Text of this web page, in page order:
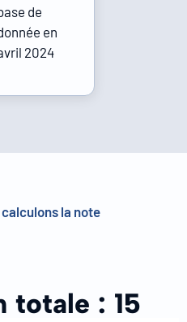
de
en
2024
la note
totale : 15